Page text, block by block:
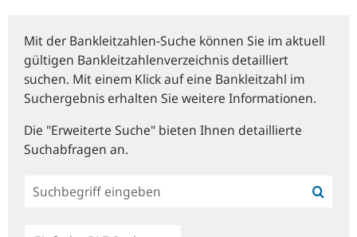
Mit der Bankleitzahlen-Suche können Sie im aktuell
gültigen Bankleitzahlenverzeichnis detailliert
suchen. Mit einem Klick auf eine Bankleitzahl im
Suchergebnis erhalten Sie weitere Informationen.
Die "Erweiterte Suche" bieten Ihnen detaillierte
Suchabfragen an.
Einfache